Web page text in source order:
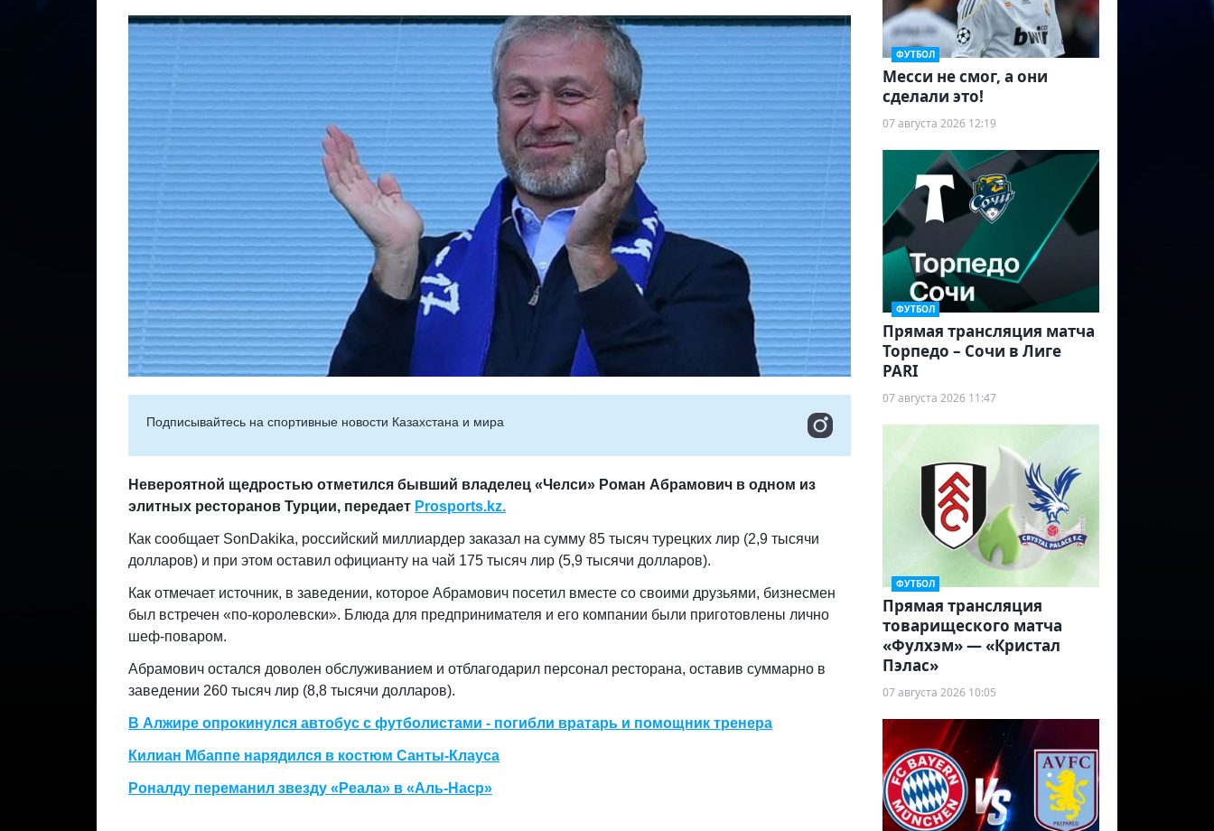
Подписывайтесь на cпортивные новости Казахстана и мира
Невероятной щедростью отметился бывший владелец «Челси» Роман Абрамович в одном из
элитных ресторанов Турции, передает Prosports.kz.
Как сообщает SonDakika, российский миллиардер заказал на сумму 85 тысяч турецких лир (2,9 тысячи
долларов) и при этом оставил официанту на чай 175 тысяч лир (5,9 тысячи долларов).
Как отмечает источник, в заведении, которое Абрамович посетил вместе со своими друзьями, бизнесмен
был встречен «по-королевски». Блюда для предпринимателя и его компании были приготовлены лично
шеф-поваром.
Абрамович остался доволен обслуживанием и отблагодарил персонал ресторана, оставив суммарно в
заведении 260 тысяч лир (8,8 тысячи долларов).
​В Алжире опрокинулся автобус с футболистами - погибли вратарь и помощник тренера
Килиан Мбаппе нарядился в костюм Санты-Клауса
Роналду переманил звезду «Реала» в «Аль-Наср»
ФУТБОЛ
Месси не смог, а они
сделали это!
07 августа 2026 12:19
ФУТБОЛ
Прямая трансляция матча
Торпедо – Сочи в Лиге
PARI
07 августа 2026 11:47
ФУТБОЛ
Прямая трансляция
товарищеского матча
«Фулхэм» — «Кристал
Пэлас»
07 августа 2026 10:05